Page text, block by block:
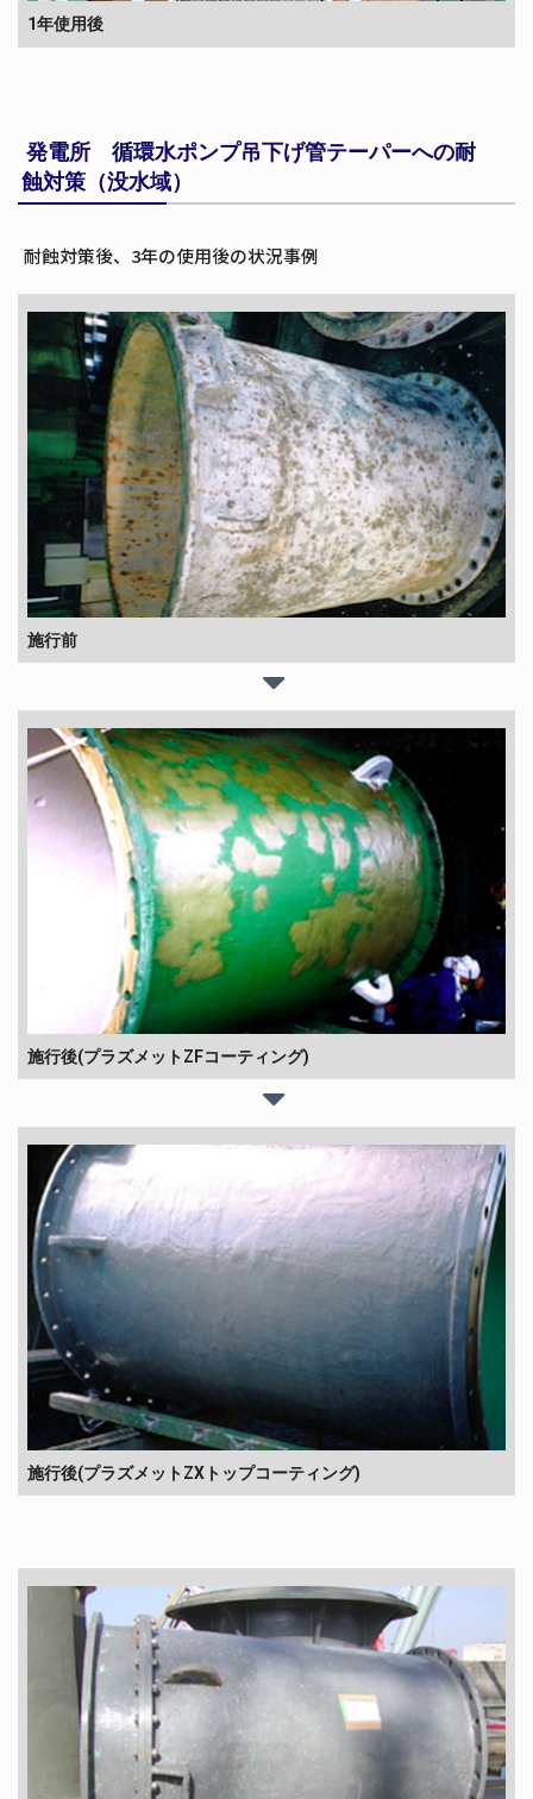
1年使用後
発電所 循環水ポンプ吊下げ管テーパーへの耐
蝕対策（没水域）
耐蝕対策後、3年の使用後の状況事例
施行前
施行後(プラズメットZFコーティング)
施行後(プラズメットZXトップコーティング)